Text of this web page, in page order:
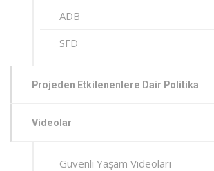
ADB
SFD
Projeden Etkilenenlere Dair Politika
Videolar
Güvenli Yaşam Videoları